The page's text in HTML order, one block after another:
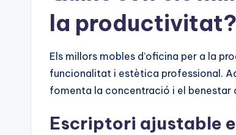
la productivitat?
Els millors mobles d’oficina per a la
funcionalitat i estètica professional.
fomenta la concentració i el benestar
Escriptori ajustable